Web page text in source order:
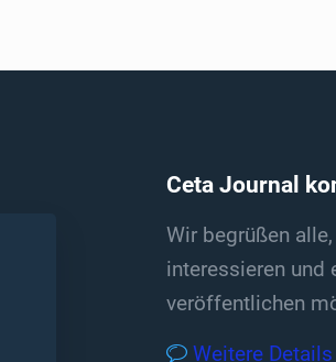
Ceta Journal
Wir begrüßen
interessieren und
veröffentlichen
Weitere